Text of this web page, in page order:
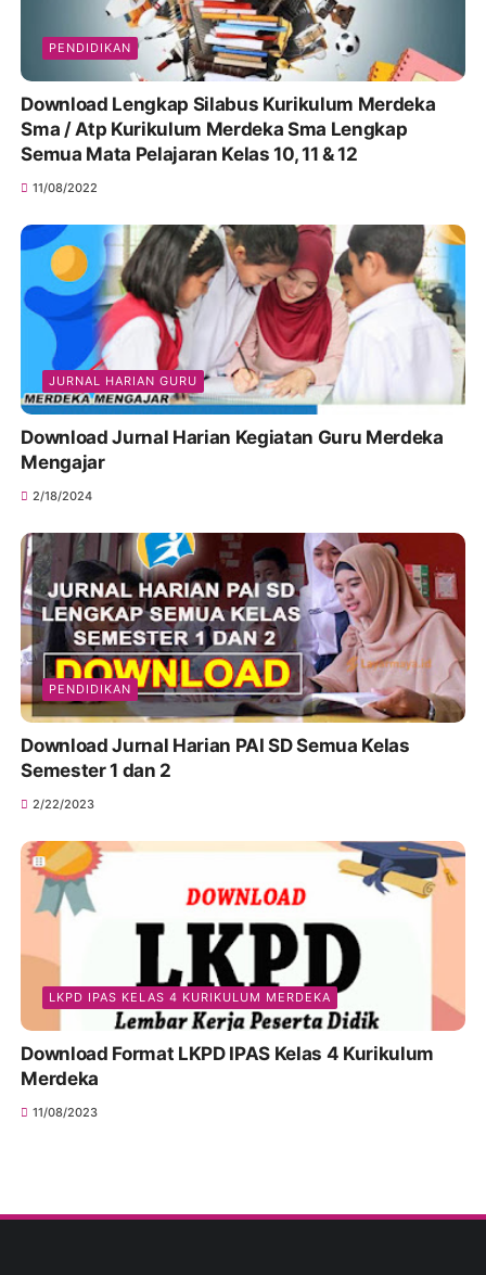
PENDIDIKAN
Download Lengkap Silabus Kurikulum Merdeka
Sma / Atp Kurikulum Merdeka Sma Lengkap
Semua Mata Pelajaran Kelas 10, 11 & 12
11/08/2022
JURNAL HARIAN GURU
Download Jurnal Harian Kegiatan Guru Merdeka
Mengajar
2/18/2024
PENDIDIKAN
Download Jurnal Harian PAI SD Semua Kelas
Semester 1 dan 2
2/22/2023
LKPD IPAS KELAS 4 KURIKULUM MERDEKA
Download Format LKPD IPAS Kelas 4 Kurikulum
Merdeka
11/08/2023